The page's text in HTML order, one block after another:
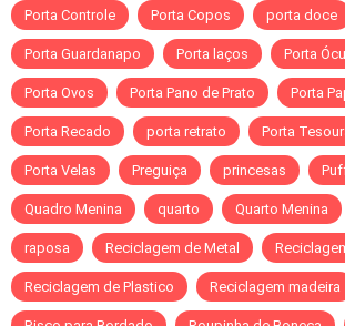
Porta Controle Porta Copos porta doce
Porta Guardanapo Porta laços Porta
Porta Ovos Porta Pano de Prato Porta
Porta Recado porta retrato Porta
Porta Velas Preguiça princesas
Quadro Menina quarto Quarto Menina
raposa Reciclagem de Metal
Reciclagem de Plastico Reciclagem madeira